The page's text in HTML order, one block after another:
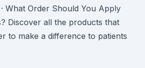
What Order Should You Apply
Discover all the products that
to make a difference to patients